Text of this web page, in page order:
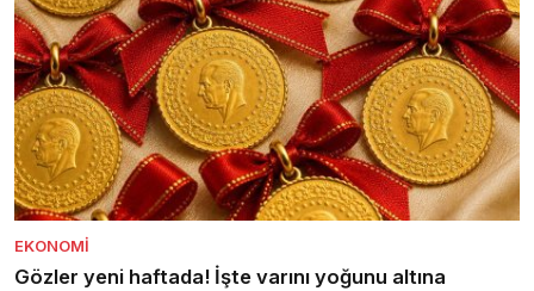
EKONOMI
Gözler yeni haftada! İşte varını yoğunu altına